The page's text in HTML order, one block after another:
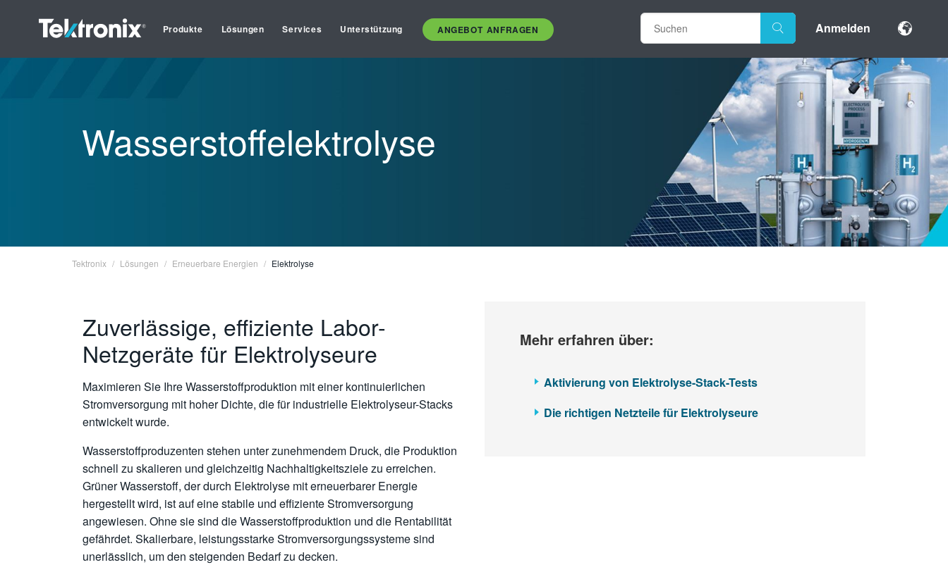
Produkte Lösungen Services Unterstützung ANGEBOT ANFRAGEN Anmelden
Wasserstoffelektrolyse
Tektronix Lösungen Erneuerbare Energien Elektrolyse
Zuverlässige, effiziente Labor-
Netzgeräte für Elektrolyseure
Maximieren Sie Ihre Wasserstoffproduktion mit einer kontinuierlichen
Stromversorgung mit hoher Dichte, die für industrielle Elektrolyseur-Stacks
entwickelt wurde.
Wasserstoffproduzenten stehen unter zunehmendem Druck, die Produktion
schnell zu skalieren und gleichzeitig Nachhaltigkeitsziele zu erreichen.
Grüner Wasserstoff, der durch Elektrolyse mit erneuerbarer Energie
hergestellt wird, ist auf eine stabile und effiziente Stromversorgung
angewiesen. Ohne sie sind die Wasserstoffproduktion und die Rentabilität
gefährdet. Skalierbare, leistungsstarke Stromversorgungssysteme sind
unerlässlich, um den steigenden Bedarf zu decken.
Mehr erfahren über:
Aktivierung von Elektrolyse-Stack-Tests
Die richtigen Netzteile für Elektrolyseure